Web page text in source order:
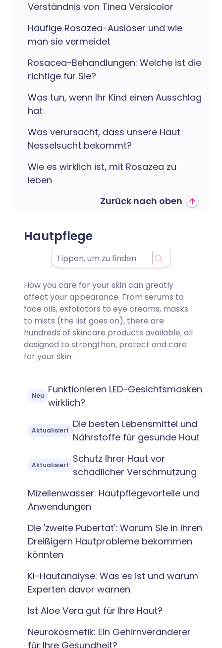
Verständnis von Tinea Versicolor
Häufige Rosazea-Auslöser und wie
man sie vermeidet
Rosacea-Behandlungen: Welche ist die
richtige für Sie?
Was tun, wenn Ihr Kind einen Ausschlag
hat
Was verursacht, dass unsere Haut
Nesselsucht bekommt?
Wie es wirklich ist, mit Rosazea zu
leben
Zurück nach oben
Hautpflege
How you care for your skin can greatly
affect your appearance. From serums to
face oils, exfoliators to eye creams, masks
to mists (the list goes on), there are
hundreds of skincare products available, all
designed to strengthen, protect and care
for your skin.
Neu
Funktionieren LED-Gesichtsmasken
wirklich?
Aktualisiert
Die besten Lebensmittel und
Nährstoffe für gesunde Haut
Aktualisiert
Schutz Ihrer Haut vor
schädlicher Verschmutzung
Mizellenwasser: Hautpflegevorteile und
Anwendungen
Die 'zweite Pubertät': Warum Sie in Ihren
Dreißigern Hautprobleme bekommen
könnten
KI-Hautanalyse: Was es ist und warum
Experten davor warnen
Ist Aloe Vera gut für Ihre Haut?
Neurokosmetik: Ein Gehirnveränderer
für Ihre Gesundheit?